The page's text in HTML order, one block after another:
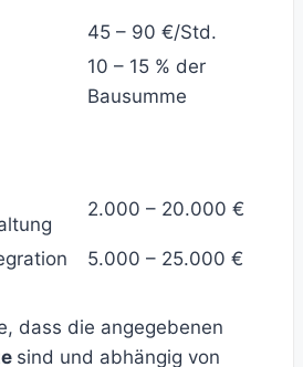
45 – 90 €/Std.
10 – 15 % der
Bausumme
2.000 – 20.000 €
5.000 – 25.000 €
dass die angegebenen
sind und abhängig von